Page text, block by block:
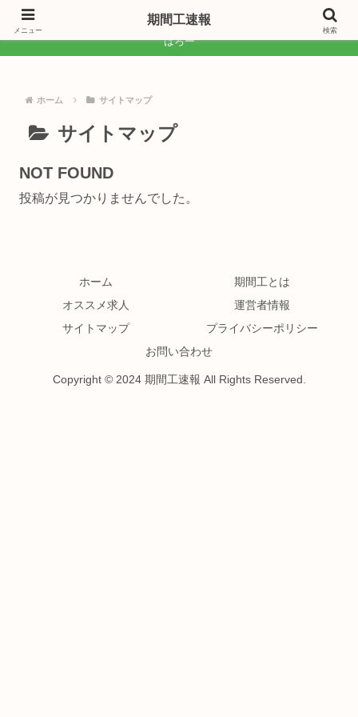
期間工速報
はろー
ホーム サイトマップ
サイトマップ
NOT FOUND
投稿が見つかりませんでした。
ホーム
期間工とは
オススメ求人
運営者情報
サイトマップ
プライバシーポリシー
お問い合わせ
Copyright © 2024 期間工速報 All Rights Reserved.
メニュー
期間工速報
検索